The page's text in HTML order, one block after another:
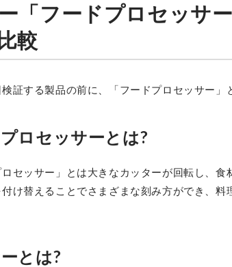
「フードプロセッサ
較
証する製品の前に、「フードプロセッサー」
ロセッサーとは?
ロセッサー」とは大きなカッターが回転し、
け替えることでさまざまな刻み方ができ、
とは?